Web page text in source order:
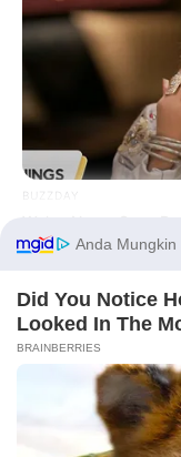
PRIVACY POLICY
BUZZDAY
Before You Go